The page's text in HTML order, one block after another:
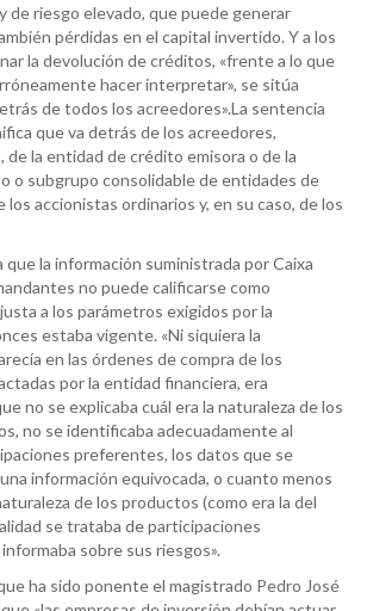
de riesgo elevado, que puede generar
pérdidas en el capital invertido. Y a los
la devolución de créditos, «frente a lo que
hacer interpretar», se sitúa
de todos los acreedores».La sentencia
que va detrás de los acreedores,
de la entidad de crédito emisora o de la
o subgrupo consolidable de entidades de
accionistas ordinarios y, en su caso, de los
que la información suministrada por Caixa
no puede calificarse como
a los parámetros exigidos por la
estaba vigente. «Ni siquiera la
en las órdenes de compra de los
por la entidad financiera, era
no se explicaba cuál era la naturaleza de los
no se identificaba adecuadamente al
preferentes, los datos que se
información equivocada, o cuanto menos
de los productos (como era la del
se trataba de participaciones
sobre sus riesgos».
ha sido ponente el magistrado Pedro José